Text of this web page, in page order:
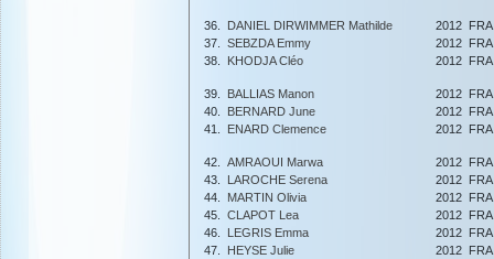
36. DANIEL DIRWIMMER Mathilde 2012 FRA
37.
SEBZDA Emmy 2012 FRA
38.
KHODJA Cléo 2012 FRA
39. BALLIAS Manon 2012 FRA
40.
BERNARD June 2012 FRA
41.
ENARD Clemence 2012 FRA
42. AMRAOUI Marwa 2012 FRA
43.
LAROCHE Serena 2012 FRA
44.
MARTIN Olivia 2012 FRA
45.
CLAPOT Lea 2012 FRA
46.
LEGRIS Emma 2012 FRA
47.
HEYSE Julie 2012 FRA